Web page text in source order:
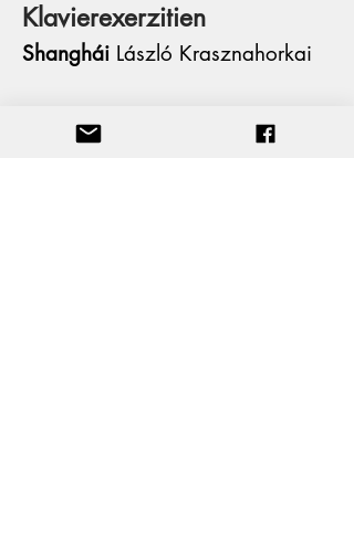
Klavierexerzitien
Shanghái László Krasznahorkai
Más vasta será la llanura Daniel